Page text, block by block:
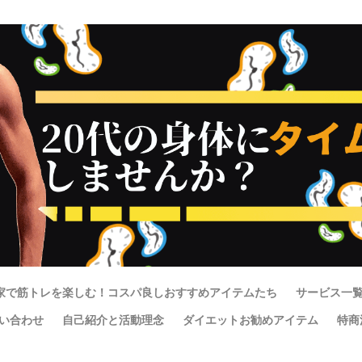
で筋トレを楽しむ！コスパ良しおすすめアイテムたち サービス一
合わせ 自己紹介と活動理念 ダイエットお勧めアイテム 特商